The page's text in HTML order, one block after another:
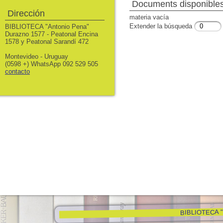
Documents
materia vacía
Extender la búsqueda
BIBLIOTECA
Dirección
BIBLIOTECA "Antonio Pena"
Durazno 1577 - Peatonal Encina
1578 y Peatonal Sarandí 472
Montevideo - Uruguay
(0598 +) WhatsApp 092 529 505
contacto